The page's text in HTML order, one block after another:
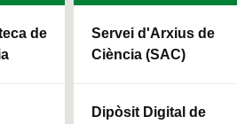
o
d
s
V
o
u
de
Servei d'Arxius de
Ciència (SAC)
Dipòsit Digital de